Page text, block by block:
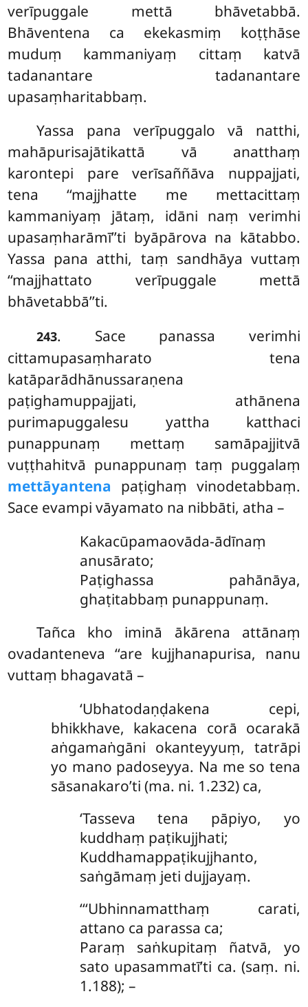
verīpuggale mettā bhāvetabbā.
Bhāventena ca ekekasmiṃ koṭṭhāse
muduṃ kammaniyaṃ cittaṃ katvā
tadanantare tadanantare
upasaṃharitabbaṃ.
Yassa pana verīpuggalo vā natthi,
mahāpurisajātikattā vā anatthaṃ
karontepi pare verīsaññāva nuppajjati,
tena ‘‘majjhatte me mettacittaṃ
kammaniyaṃ jātaṃ, idāni naṃ verimhi
upasaṃharāmī’’ti byāpārova na kātabbo.
Yassa pana atthi, taṃ sandhāya vuttaṃ
‘‘majjhattato verīpuggale mettā
bhāvetabbā’’ti.
243. Sace panassa verimhi
cittamupasaṃharato tena
katāparādhānussaraṇena
paṭighamuppajjati, athānena
purimapuggalesu yattha katthaci
punappunaṃ mettaṃ samāpajjitvā
vuṭṭhahitvā punappunaṃ taṃ puggalaṃ
mettāyantena paṭighaṃ vinodetabbaṃ.
Sace evampi vāyamato na nibbāti, atha –
Kakacūpamaovāda-ādīnaṃ
anusārato;
Paṭighassa pahānāya,
ghaṭitabbaṃ punappunaṃ.
Tañca kho iminā ākārena attānaṃ
ovadanteneva ‘‘are kujjhanapurisa, nanu
vuttaṃ bhagavatā –
‘Ubhatodaṇḍakena cepi,
bhikkhave, kakacena corā ocarakā
aṅgamaṅgāni okanteyyuṃ, tatrāpi
yo mano padoseyya. Na me so tena
sāsanakaro’ti (ma. ni. 1.232) ca,
‘Tasseva tena pāpiyo, yo
kuddhaṃ paṭikujjhati;
Kuddhamappaṭikujjhanto,
saṅgāmaṃ jeti dujjayaṃ.
‘‘‘Ubhinnamatthaṃ carati,
attano ca parassa ca;
Paraṃ saṅkupitaṃ ñatvā, yo
sato upasammatī’ti ca. (saṃ. ni.
1.188); –